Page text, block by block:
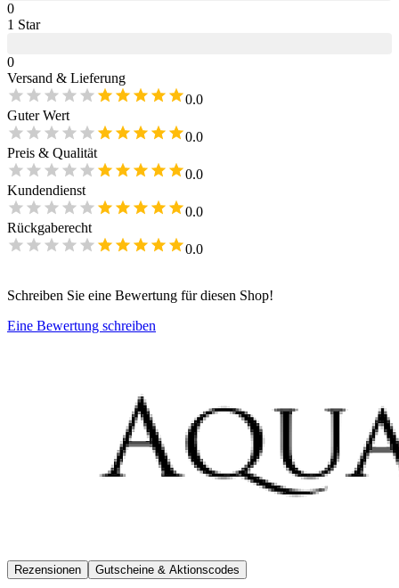
0
1 Star
0
Versand & Lieferung
0.0
Guter Wert
0.0
Preis & Qualität
0.0
Kundendienst
0.0
Rückgaberecht
0.0
Schreiben Sie eine Bewertung für diesen Shop!
Eine Bewertung schreiben
Rezensionen Gutscheine & Aktionscodes